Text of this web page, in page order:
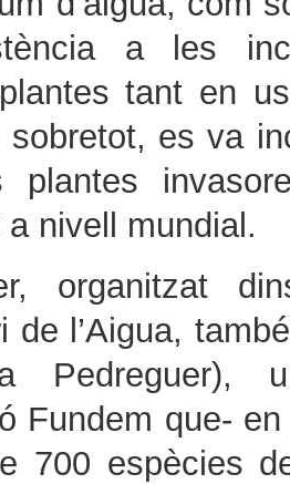
a les
plantes tant en
es va
plantes
nivell mundial.
organitzat
de l’Aigua,
Pedreguer),
Fundem que-
700 espècies